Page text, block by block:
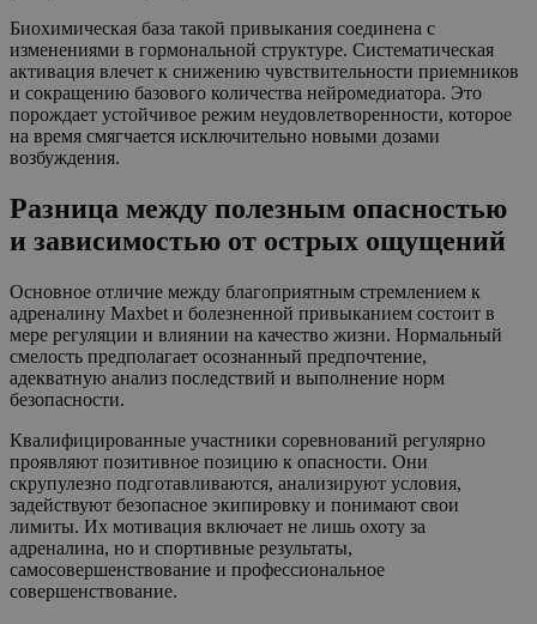
Биохимическая база такой привыкания соединена с
изменениями в гормональной структуре. Систематическая
активация влечет к снижению чувствительности приемников
и сокращению базового количества нейромедиатора. Это
порождает устойчивое режим неудовлетворенности, которое
на время смягчается исключительно новыми дозами
возбуждения.
Разница между полезным опасностью
и зависимостью от острых ощущений
Основное отличие между благоприятным стремлением к
адреналину Maxbet и болезненной привыканием состоит в
мере регуляции и влиянии на качество жизни. Нормальный
смелость предполагает осознанный предпочтение,
адекватную анализ последствий и выполнение норм
безопасности.
Квалифицированные участники соревнований регулярно
проявляют позитивное позицию к опасности. Они
скрупулезно подготавливаются, анализируют условия,
задействуют безопасное экипировку и понимают свои
лимиты. Их мотивация включает не лишь охоту за
адреналина, но и спортивные результаты,
самосовершенствование и профессиональное
совершенствование.